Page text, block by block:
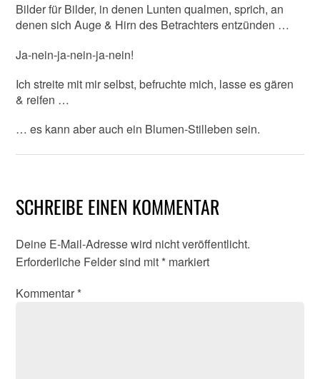
Bilder für Bilder, in denen Lunten qualmen, sprich, an
denen sich Auge & Hirn des Betrachters entzünden …
Ja-nein-ja-nein-ja-nein!
Ich streite mit mir selbst, befruchte mich, lasse es gären
& reifen …
… es kann aber auch ein Blumen-Stilleben sein.
SCHREIBE EINEN KOMMENTAR
Deine E-Mail-Adresse wird nicht veröffentlicht.
Erforderliche Felder sind mit * markiert
Kommentar *